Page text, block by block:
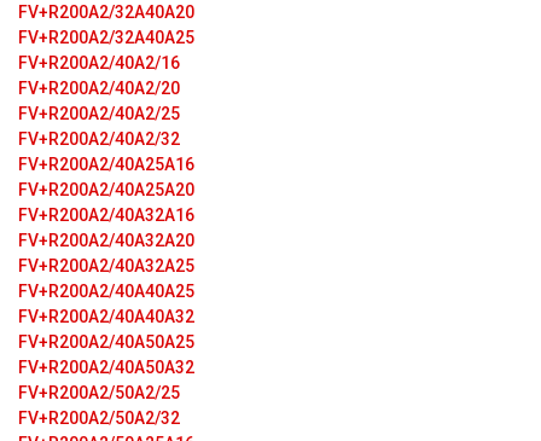
FV+R200A2/32A40A20
FV+R200A2/32A40A25
FV+R200A2/40A2/16
FV+R200A2/40A2/20
FV+R200A2/40A2/25
FV+R200A2/40A2/32
FV+R200A2/40A25A16
FV+R200A2/40A25A20
FV+R200A2/40A32A16
FV+R200A2/40A32A20
FV+R200A2/40A32A25
FV+R200A2/40A40A25
FV+R200A2/40A40A32
FV+R200A2/40A50A25
FV+R200A2/40A50A32
FV+R200A2/50A2/25
FV+R200A2/50A2/32